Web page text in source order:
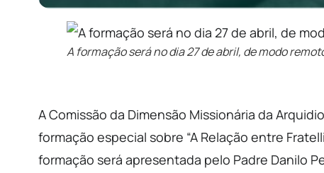
A formação será no dia 27 de abril, de modo
A Comissão da Dimensão Missionária da
formação especial sobre “A Relação entre
formação será apresentada pelo Padre Danilo